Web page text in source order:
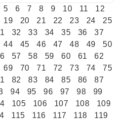
5 6 7 8 9 10 11
12
19 20 21 22 23 24
25
32 33 34 35 36
37
44 45 46 47 48 49
50
57 58 59 60 61
62
69 70 71 72 73 74
75
82 83 84 85 86
87
94 95 96 97 98
99
105 106 107 108
109
115 116 117 118
119